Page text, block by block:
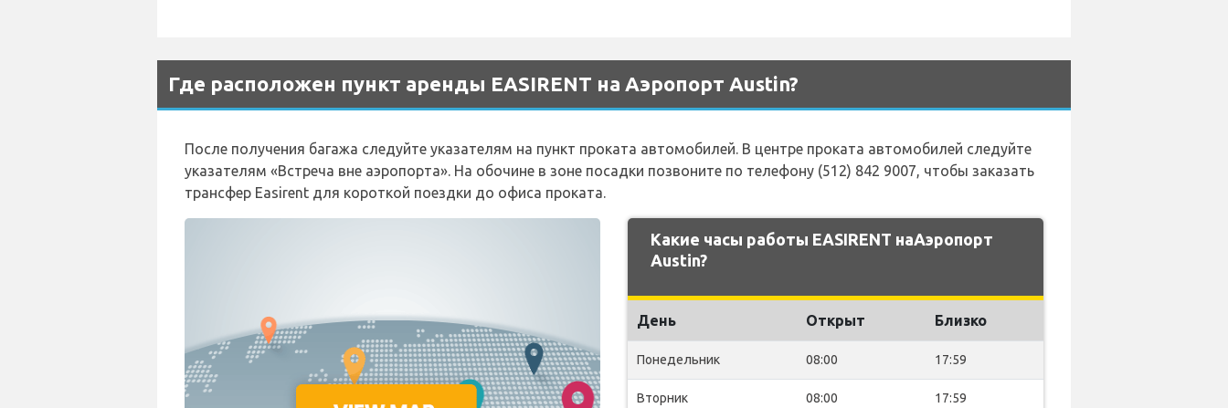
Где расположен пункт аренды EASIRENT на Аэропорт Austin?
После получения багажа следуйте указателям на пункт проката автомобилей. В центре проката автомобилей следуйте
указателям «Встреча вне аэропорта». На обочине в зоне посадки позвоните по телефону (512) 842 9007, чтобы заказать
трансфер Easirent для короткой поездки до офиса проката.
Какие часы работы EASIRENT наАэропорт
Austin?
День Открыт Близко
Понедельник 08:00 17:59
Вторник 08:00 17:59